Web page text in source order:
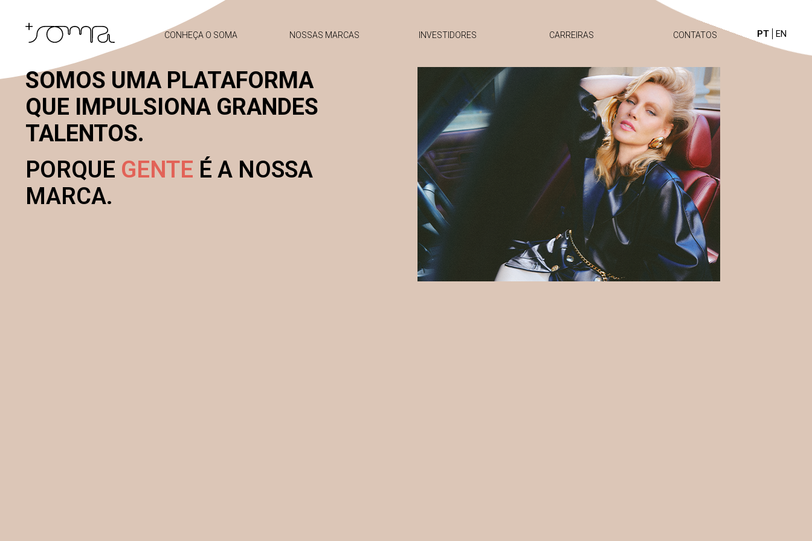
CONHEÇA O SOMA NOSSAS MARCAS INVESTIDORES CARREIRAS CONTATOS PT EN
SOMOS UMA PLATAFORMA
QUE IMPULSIONA GRANDES
TALENTOS.
PORQUE GENTE É A NOSSA
MARCA.